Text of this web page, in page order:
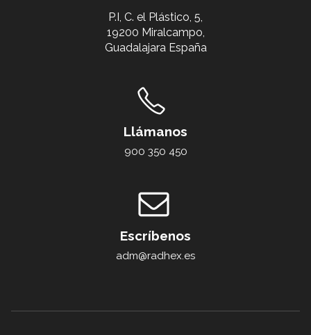
P.I, C. el Plástico, 5,
19200 Miralcampo,
Guadalajara España
Llámanos
900 350 450
Escríbenos
adm@radhex.es